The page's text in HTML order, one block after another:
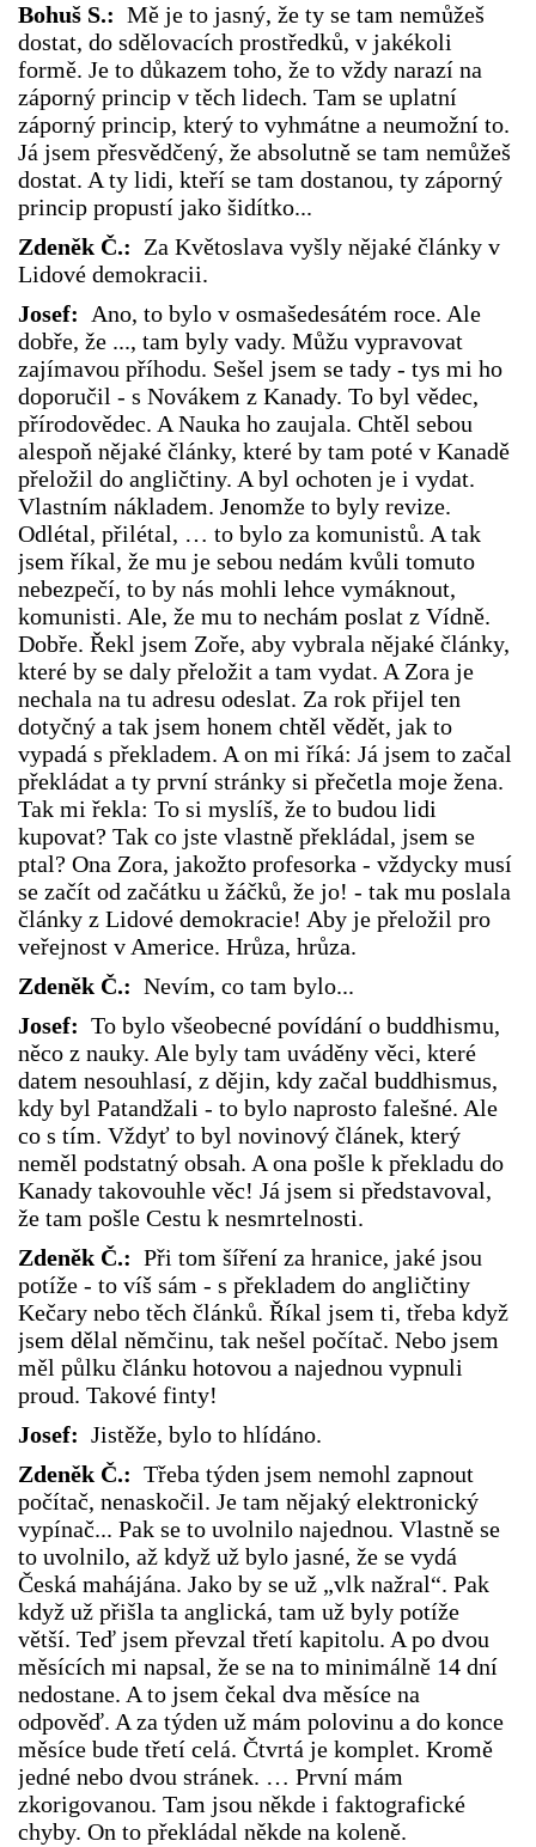
Bohuš S.: Mě je to jasný, že ty se tam nemůžeš
dostat, do sdělovacích prostředků, v jakékoli
formě. Je to důkazem toho, že to vždy narazí na
záporný princip v těch lidech. Tam se uplatní
záporný princip, který to vyhmátne a neumožní to.
Já jsem přesvědčený, že absolutně se tam nemůžeš
dostat. A ty lidi, kteří se tam dostanou, ty záporný
princip propustí jako šidítko...
Zdeněk Č.: Za Květoslava vyšly nějaké články v
Lidové demokracii.
Josef: Ano, to bylo v osmašedesátém roce. Ale
dobře, že ..., tam byly vady. Můžu vypravovat
zajímavou příhodu. Sešel jsem se tady - tys mi ho
doporučil - s Novákem z Kanady. To byl vědec,
přírodovědec. A Nauka ho zaujala. Chtěl sebou
alespoň nějaké články, které by tam poté v Kanadě
přeložil do angličtiny. A byl ochoten je i vydat.
Vlastním nákladem. Jenomže to byly revize.
Odlétal, přilétal, … to bylo za komunistů. A tak
jsem říkal, že mu je sebou nedám kvůli tomuto
nebezpečí, to by nás mohli lehce vymáknout,
komunisti. Ale, že mu to nechám poslat z Vídně.
Dobře. Řekl jsem Zoře, aby vybrala nějaké články,
které by se daly přeložit a tam vydat. A Zora je
nechala na tu adresu odeslat. Za rok přijel ten
dotyčný a tak jsem honem chtěl vědět, jak to
vypadá s překladem. A on mi říká: Já jsem to začal
překládat a ty první stránky si přečetla moje žena.
Tak mi řekla: To si myslíš, že to budou lidi
kupovat? Tak co jste vlastně překládal, jsem se
ptal? Ona Zora, jakožto profesorka - vždycky musí
se začít od začátku u žáčků, že jo! - tak mu poslala
články z Lidové demokracie! Aby je přeložil pro
veřejnost v Americe. Hrůza, hrůza.
Zdeněk Č.: Nevím, co tam bylo...
Josef: To bylo všeobecné povídání o buddhismu,
něco z nauky. Ale byly tam uváděny věci, které
datem nesouhlasí, z dějin, kdy začal buddhismus,
kdy byl Patandžali - to bylo naprosto falešné. Ale
co s tím. Vždyť to byl novinový článek, který
neměl podstatný obsah. A ona pošle k překladu do
Kanady takovouhle věc! Já jsem si představoval,
že tam pošle Cestu k nesmrtelnosti.
Zdeněk Č.: Při tom šíření za hranice, jaké jsou
potíže - to víš sám - s překladem do angličtiny
Kečary nebo těch článků. Říkal jsem ti, třeba když
jsem dělal němčinu, tak nešel počítač. Nebo jsem
měl půlku článku hotovou a najednou vypnuli
proud. Takové finty!
Josef: Jistěže, bylo to hlídáno.
Zdeněk Č.: Třeba týden jsem nemohl zapnout
počítač, nenaskočil. Je tam nějaký elektronický
vypínač... Pak se to uvolnilo najednou. Vlastně se
to uvolnilo, až když už bylo jasné, že se vydá
Česká mahájána. Jako by se už „vlk nažral“. Pak
když už přišla ta anglická, tam už byly potíže
větší. Teď jsem převzal třetí kapitolu. A po dvou
měsících mi napsal, že se na to minimálně 14 dní
nedostane. A to jsem čekal dva měsíce na
odpověď. A za týden už mám polovinu a do konce
měsíce bude třetí celá. Čtvrtá je komplet. Kromě
jedné nebo dvou stránek. … První mám
zkorigovanou. Tam jsou někde i faktografické
chyby. On to překládal někde na koleně.